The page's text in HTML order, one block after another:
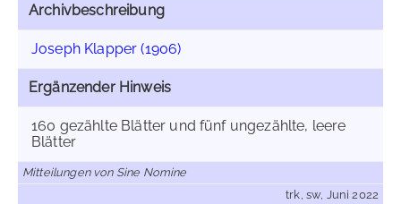
Archivbeschreibung
Joseph Klapper (1906)
Ergänzender Hinweis
160 gezählte Blätter und fünf ungezählte, leere
Blätter
Mitteilungen von Sine Nomine
trk, sw, Juni 2022